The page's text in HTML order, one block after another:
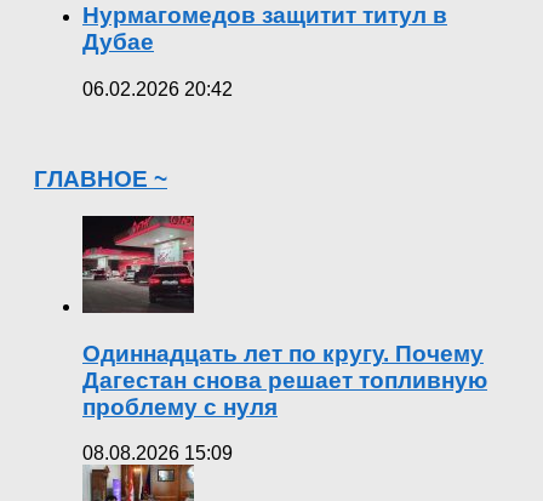
Нурмагомедов защитит титул в
Дубае
06.02.2026 20:42
ГЛАВНОЕ ~
Одиннадцать лет по кругу. Почему
Дагестан снова решает топливную
проблему с нуля
08.08.2026 15:09